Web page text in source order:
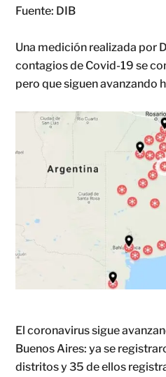
Fuente: DIB
Una medición realizada por
contagios de Covid-19 se
pero que siguen avanzando
El coronavirus sigue
Buenos Aires: ya se
distritos y 35 de ellos